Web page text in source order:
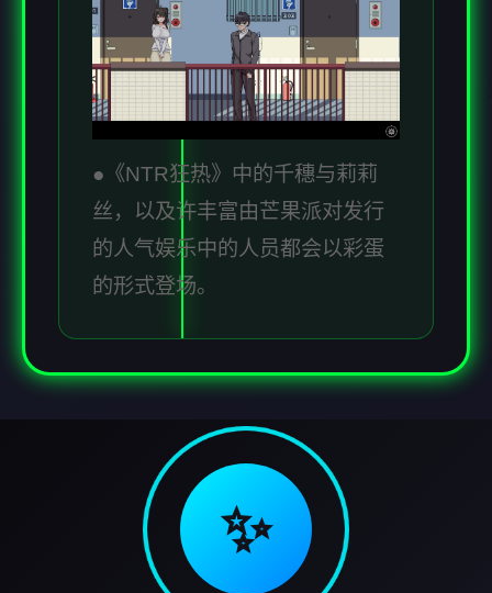
●《NTR狂热》中的千穗与莉莉
丝，以及许丰富由芒果派对发行
的人气娱乐中的人员都会以彩蛋
的形式登场。
✨